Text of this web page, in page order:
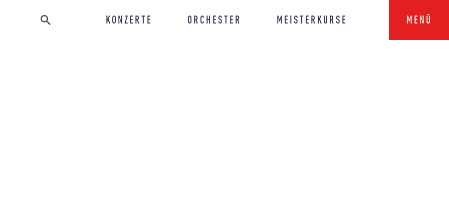
KONZERTE ORCHESTER MEISTERKURSE MENÜ